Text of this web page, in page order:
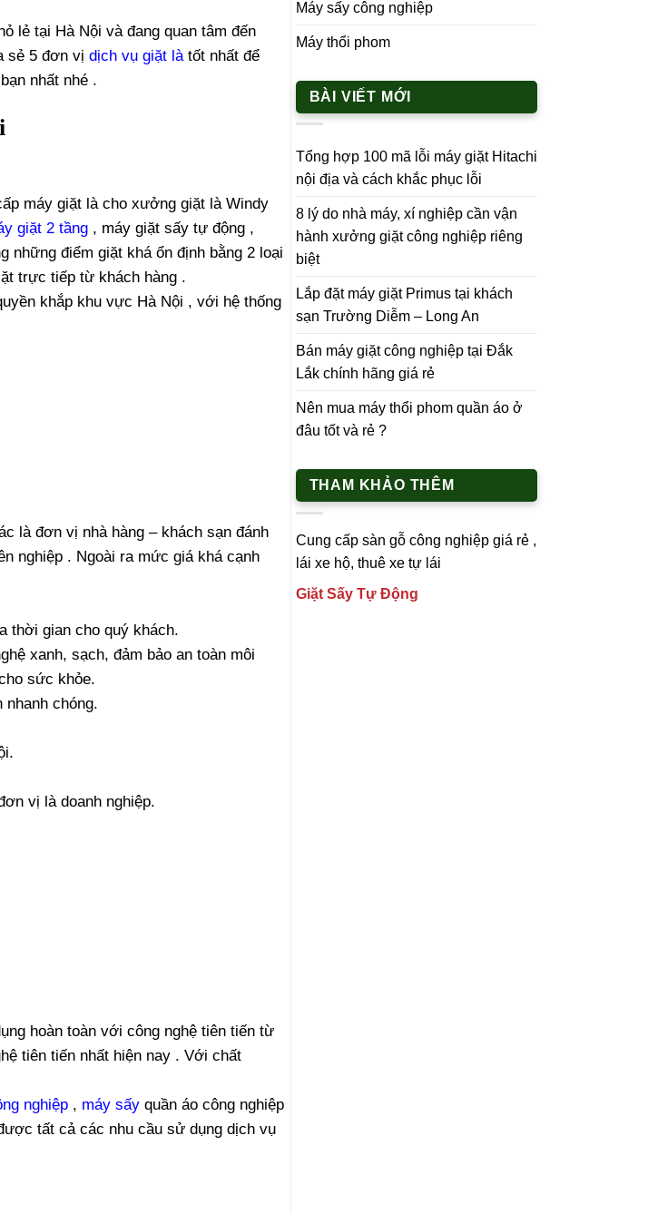
lẻ tại Hà Nội và đang quan tâm đến
sẻ 5 đơn vị dịch vụ giặt là tốt nhất để
nhất nhé .
máy giặt là cho xưởng giặt là Windy
giặt 2 tầng, máy giặt sấy tự động ,
những điểm giặt khá ổn định bằng 2 loại
trực tiếp từ khách hàng .
khắp khu vực Hà Nội , với hệ thống
là đơn vị nhà hàng – khách sạn đánh
nghiệp . Ngoài ra mức giá khá cạnh
thời gian cho quý khách.
xanh, sạch, đảm bảo an toàn môi
sức khỏe.
chóng.
vị là doanh nghiệp.
hoàn toàn với công nghệ tiên tiến từ
tiên tiến nhất hiện nay . Với chất
nghiệp, máy sấyquần áo công nghiệp
tất cả các nhu cầu sử dụng dịch vụ
Máy sấy công nghiệp
Máy thổi phom
BÀI VIẾT MỚI
Tổng hợp 100 mã lỗi máy giặt Hitachi
nội địa và cách khắc phục lỗi
8 lý do nhà máy, xí nghiệp cần vận
hành xưởng giặt công nghiệp riêng
biệt
Lắp đặt máy giặt Primus tại khách
sạn Trường Diễm – Long An
Bán máy giặt công nghiệp tại Đắk
Lắk chính hãng giá rẻ
Nên mua máy thổi phom quần áo ở
đâu tốt và rẻ ?
THAM KHẢO THÊM
Cung cấp sàn gỗ công nghiệpgiá rẻ ,
lái xe hộ, thuê xe tự lái
Giặt Sấy Tự Động